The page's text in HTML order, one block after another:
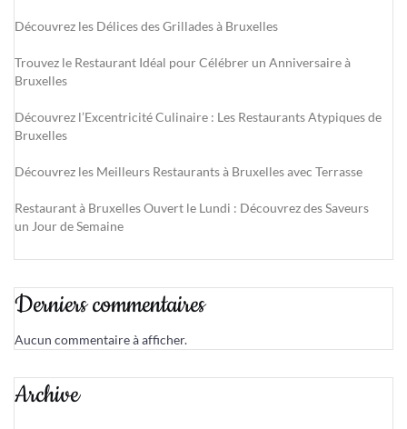
Découvrez les Délices des Grillades à Bruxelles
Trouvez le Restaurant Idéal pour Célébrer un Anniversaire à
Bruxelles
Découvrez l’Excentricité Culinaire : Les Restaurants Atypiques de
Bruxelles
Découvrez les Meilleurs Restaurants à Bruxelles avec Terrasse
Restaurant à Bruxelles Ouvert le Lundi : Découvrez des Saveurs
un Jour de Semaine
Derniers commentaires
Aucun commentaire à afficher.
Archive